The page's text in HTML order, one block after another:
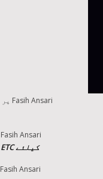
Fasih Ansari پر
Fasih Ansari
کیلئے ETC ٹیسٹ میں سنگین غلطیوں کا انکشاف
Fasih Ansari